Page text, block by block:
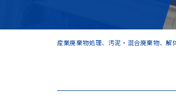
産業廃棄物処理、汚泥・混合廃棄物、解